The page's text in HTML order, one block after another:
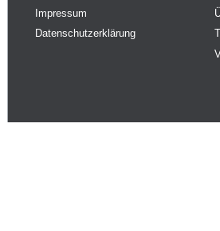
Impressum
Datenschutzerklärung